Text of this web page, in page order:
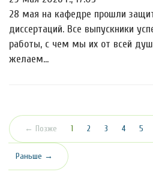
28 мая на кафедре прошли
диссертаций. Все выпускники
работы, с чем мы их от всей
желаем…
← Позже 1 (текущая)
2 3 4 5
Раньше →